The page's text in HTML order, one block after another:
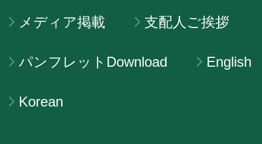
メディア掲載 支配人ご挨拶
パンフレットDownload English
Korean